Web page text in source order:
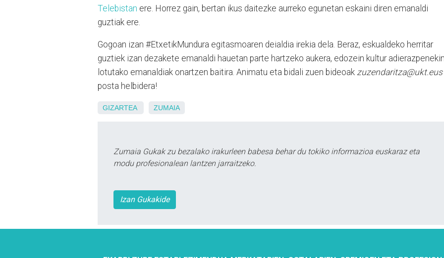
Telebistan ere. Horrez gain, bertan ikus daitezke aurreko egunetan eskaini diren emanaldi
guztiak ere.
Gogoan izan #EtxetikMundura egitasmoaren deialdia irekia dela. Beraz, eskualdeko herritar
guztiek izan dezakete emanaldi hauetan parte hartzeko aukera, edozein kultur
lotutako emanaldiak onartzen baitira. Animatu eta bidali zuen bideoak zuzendaritza@ukt.eus
posta helbidera!
GIZARTEA ZUMAIA
Zumaia Gukak zu bezalako irakurleen babesa behar du tokiko informazioa euskaraz eta
modu profesionalean lantzen jarraitzeko.
Izan Gukakide